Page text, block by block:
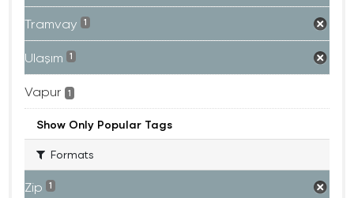
Tramvay 1
Ulaşım 1
Vapur 1
Show Only Popular Tags
Formats
Zip 1